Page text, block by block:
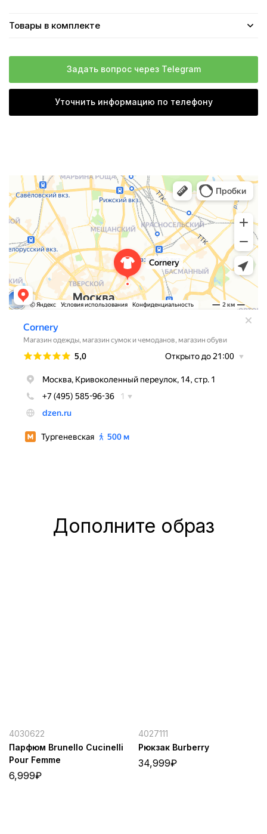
Товары в комплекте
Задать вопрос через Telegram
Уточнить информацию по телефону
Дополните образ
4030622
Парфюм Brunello Cucinelli
Pour Femme
6,999₽
4027111
Рюкзак Burberry
34,999₽